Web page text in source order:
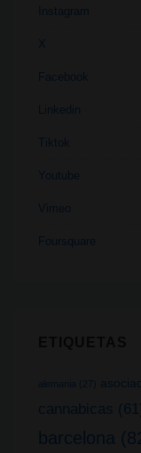
Instagram
X
Facebook
Linkedin
Tiktok
Youtube
Vimeo
Foursquare
alemania (27)
cannabicas
barcelona